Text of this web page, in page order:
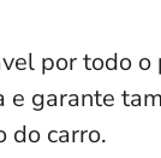
por todo o
garante
do carro.